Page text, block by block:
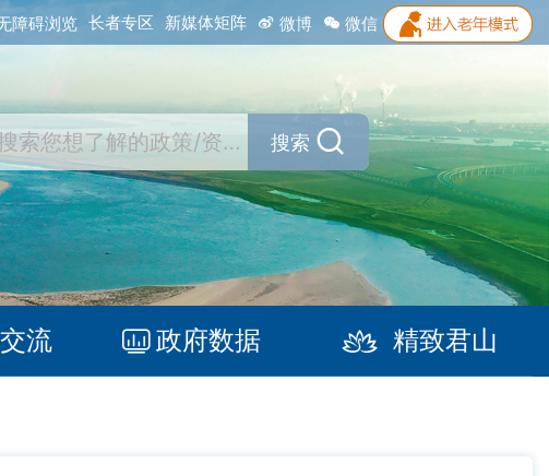
障碍浏览 长者专区 新媒体矩阵 微博 微信
搜索
流 政府数据 精致君山